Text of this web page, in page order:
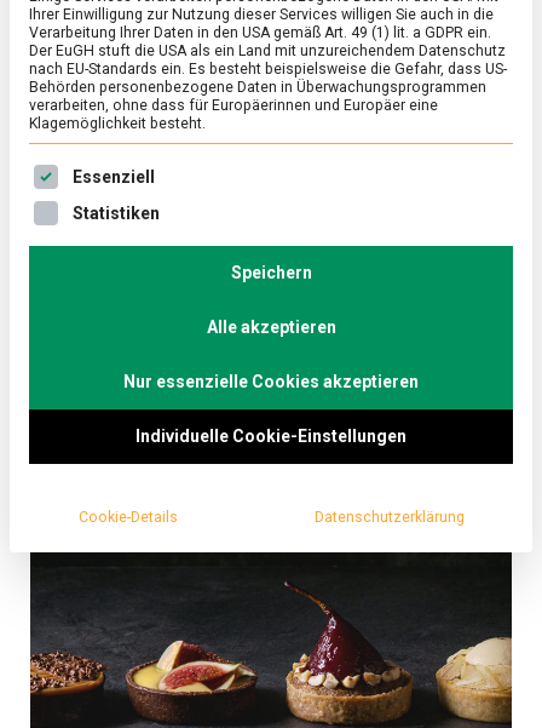
ERNÄHRUNG & GESUNDHEIT /FEATURED/WISSEN
Auf die feine englische Art – Afternoon
Tea
17. Dezember 2021
englische
Teegenuss in höchster Vollendung, das ist der
britische Afternoon Tea. Gesellschaftliches Event
und gleichzeitig gastronomische Gelegenheit,
der Traditionen und Bräuche zu demonstrieren.
Ihrer Einwilligung zur Nutzung dieser Services willigen Sie auch in die
Verarbeitung Ihrer Daten in den USA gemäß Art. 49 (1) lit. a GDPR ein.
Der EuGH stuft die USA als ein Land mit unzureichendem Datenschutz
nach EU-Standards ein. Es besteht beispielsweise die Gefahr, dass US-
Behörden personenbezogene Daten in Überwachungsprogrammen
verarbeiten, ohne dass für Europäerinnen und Europäer eine
Klagemöglichkeit besteht.
Es folgt eine Liste der Service-Gruppen, für die eine
Essenziell
Statistiken
Speichern
Alle akzeptieren
Nur essenzielle Cookies akzeptieren
Individuelle Cookie-Einstellungen
Cookie-Details Datenschutzerklärung